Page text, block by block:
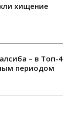
хищение
– в Топ-4
периодом